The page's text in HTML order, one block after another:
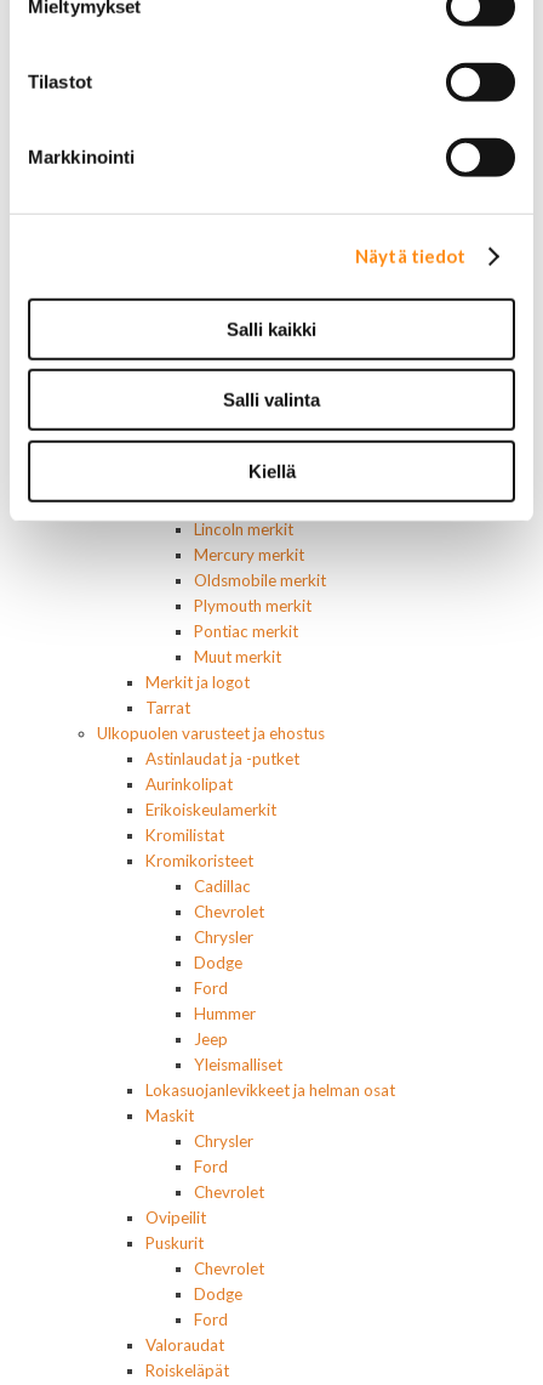
Mieltymykset
Tilastot
Markkinointi
Näytä tiedot
Salli kaikki
Salli valinta
Kiellä
Vakionopeudensäätimen osat
Alkuperäiset tarrat ja teipit
Käytetyt alkuperäismerkit
Buick merkit
Cadillac merkit
Chevrolet merkit
Dodge merkit
Ford merkit
Lincoln merkit
Mercury merkit
Oldsmobile merkit
Plymouth merkit
Pontiac merkit
Muut merkit
Merkit ja logot
Tarrat
Ulkopuolen varusteet ja ehostus
Astinlaudat ja -putket
Aurinkolipat
Erikoiskeulamerkit
Kromilistat
Kromikoristeet
Cadillac
Chevrolet
Chrysler
Dodge
Ford
Hummer
Jeep
Yleismalliset
Lokasuojanlevikkeet ja helman osat
Maskit
Chrysler
Ford
Chevrolet
Ovipeilit
Puskurit
Chevrolet
Dodge
Ford
Valoraudat
Roiskeläpät